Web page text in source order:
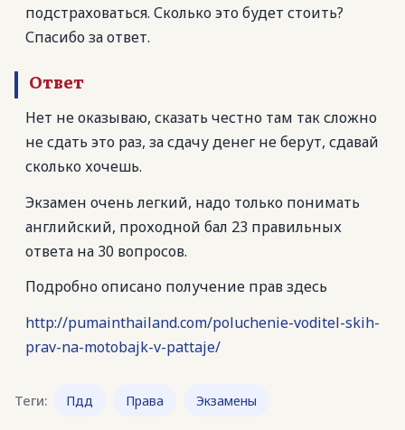
подстраховаться. Сколько это будет стоить?
Спасибо за ответ.
Ответ
Нет не оказываю, сказать честно там так сложно
не сдать это раз, за сдачу денег не берут, сдавай
сколько хочешь.
Экзамен очень легкий, надо только понимать
английский, проходной бал 23 правильных
ответа на 30 вопросов.
Подробно описано получение прав здесь
http://pumainthailand.com/poluchenie-voditel-skih-
prav-na-motobajk-v-pattaje/
Теги: Пдд Права Экзамены